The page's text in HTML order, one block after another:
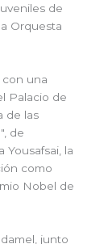
de
Orquesta
con una
Palacio de
de las
de
Yousafsai, la
como
Nobel de
junto